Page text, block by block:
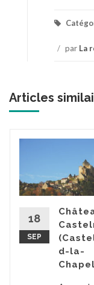
/ par La
Articles
18
SEP
d-la-